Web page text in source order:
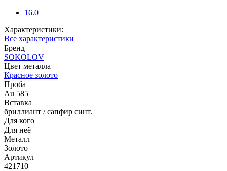
16.0
Характеристики:
Все характеристики
Бренд
SOKOLOV
Цвет металла
Красное золото
Проба
Au 585
Вставка
бриллиант / сапфир синт.
Для кого
Для неё
Металл
Золото
Артикул
421710